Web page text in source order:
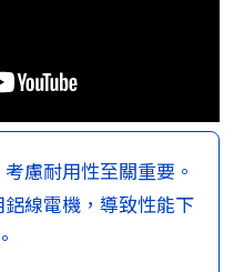
慮耐用性至關重要。
線電機，導致性能下